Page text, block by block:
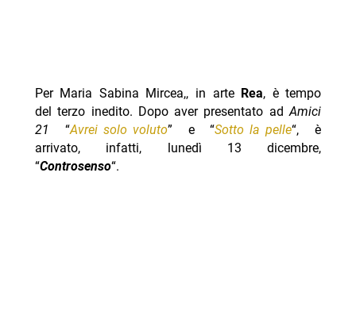
Per Maria Sabina Mircea,, in arte Rea, è tempo
del terzo inedito. Dopo aver presentato adAmici
21 “Avrei solo voluto” e “Sotto la pelle“, è
arrivato, infatti, lunedì 13 dicembre,
“Controsenso“.